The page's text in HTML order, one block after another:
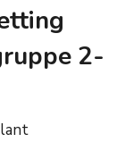
2-